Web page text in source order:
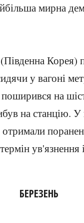
мирна
Корея)
у вагоні
на
на станцію.
БЕРЕЗЕНЬ